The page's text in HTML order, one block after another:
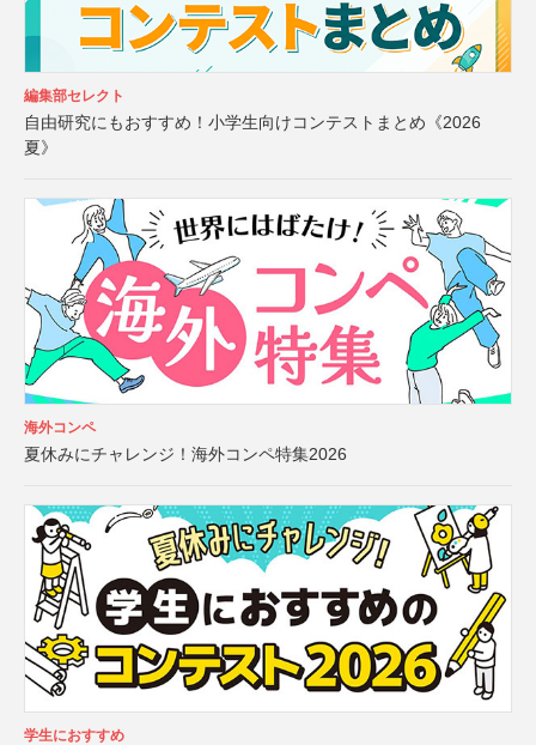
編集部セレクト
自由研究にもおすすめ！小学生向けコンテストまとめ《2026
夏》
海外コンペ
夏休みにチャレンジ！海外コンペ特集2026
学生におすすめ